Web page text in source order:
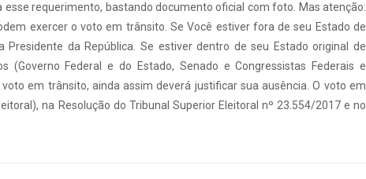
requerimento, bastando documento oficial com foto. Mas atenção:
exercer o voto em trânsito. Se Você estiver fora de seu Estado de
da República. Se estiver dentro de seu Estado original de
Federal e do Estado, Senado e Congressistas Federais e
em trânsito, ainda assim deverá justificar sua ausência. O voto em
na Resolução do Tribunal Superior Eleitoral nº 23.554/2017 e no